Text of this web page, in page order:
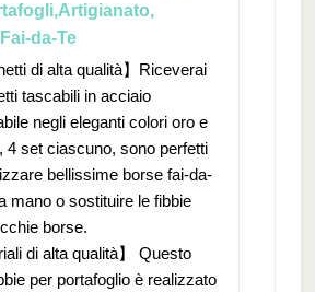
da-Te
di alta qualità】Riceverai
tascabili in acciaio
negli eleganti colori oro e
4 set ciascuno, sono perfetti
bellissime borse fai-da-
mano o sostituire le fibbie
borse.
di alta qualità】 Questo
per portafoglio è realizzato